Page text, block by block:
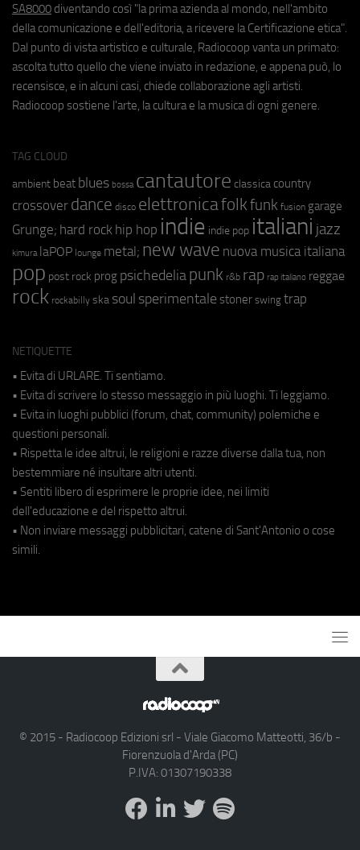
SA8000 diventando così "la prima azienda al mondo, nell'ambito
della comunicazione e dell'editoria, a ricevere la Certificazione etica".
Dal punto di vista artistico e culturale, Radiocoop vanta un primato:
ascolta tutto quello che viene inviato in redazione, e appena può, lo
recensisce, e in alcuni casi, chiede collaborazione agli artisti.
Radiocoop sostiene l'arte, la cultura e la musica di ogni genere.
TAG CLOUD
ambient beat blues bossa cantautore classica country
crossover dance disco elettronicafolkfunk fusion garage
Grunge; hard rock hip hop indie indie pop italiani jazz
kimura laPOP lounge metal; new wave nuova musica italiana
pop post rock prog psichedeliapunk r&b rap rap italiano reggae
rock rockabilly ska soul sperimentale stoner swing trap
NETIQUETTE
• Evita di URLARE. Ti sentiamo.
• Evita di scrivere lo stesso messaggio in più luoghi. Ti leggiamo.
• Evita in luoghi pubblici (forum, chat, community) polemiche e
questioni personali.
• Rispetta le idee altrui, le religioni e razze diverse dalla tua, non
bestemmiare né insultare altri utenti.
• Sentiti libero di esprimere le proprie idee, nei limiti
dell'educazione e del rispetto altrui.
• Non inviare messaggi pubblicitari, catene di Sant'Antonio o cose
simili.
© 2015 - Radiocoop Edizioni srl - Viale Giacomo Matteotti, 36/b -
Fiorenzuola d'Arda (PC)
P.IVA: 01307190338